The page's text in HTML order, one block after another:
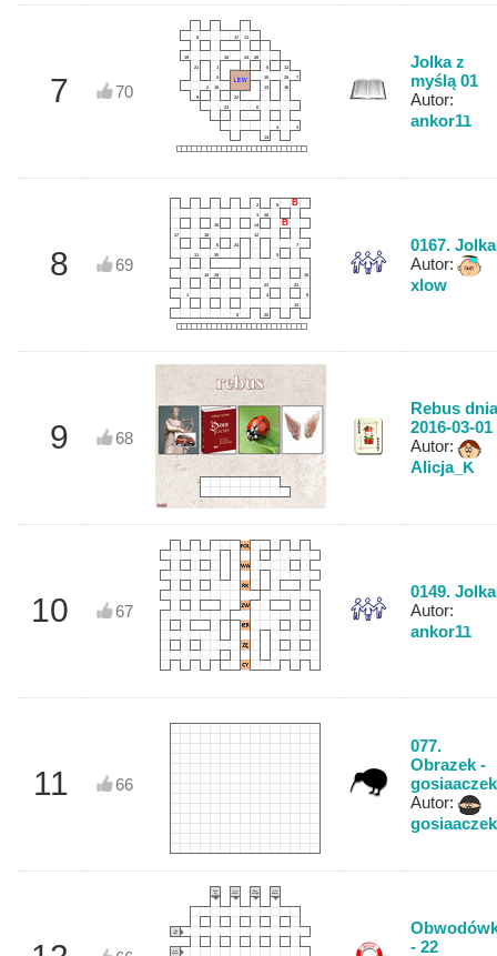
7 70
8 17 11
19 10 24
20
21
1 0
12
5
15 25
7
2
18 13
16
9
22
23
6
4
3
14
Jolka z
myślą 01
Autor:
ankor11
8 69
2 9 B
3
20
16
14 B
17 18
12
6
24
7
11
25 5
10 19
15
23
21
1
4
8
13
0
22
0167. Jolka
Autor:
xlow
9 68
Rebus dnia
2016-03-01
Autor:
Alicja_K
10 67
0149. Jolka
Autor:
ankor11
11 66
077.
Obrazek -
gosiaaczek
Autor:
gosiaaczek
- 22